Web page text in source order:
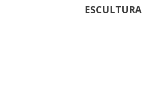
ESCULTURA